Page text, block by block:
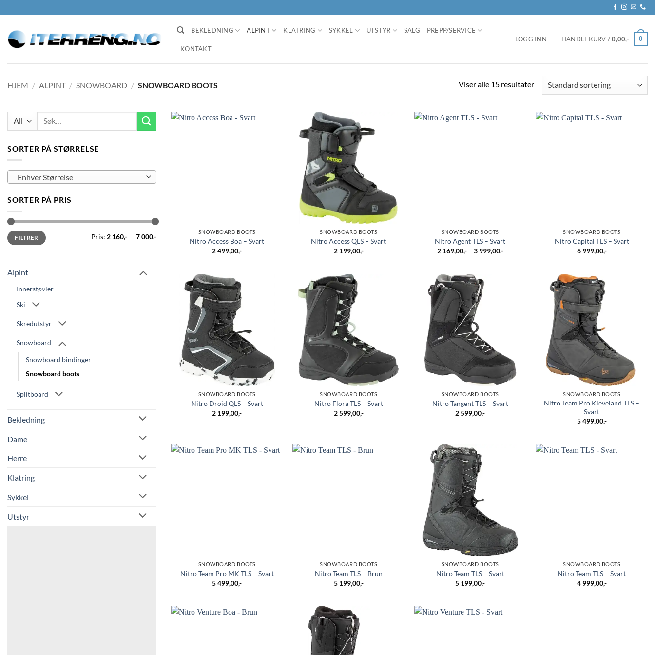
to
content
BEKLEDNING ALPINT KLATRING SYKKEL UTSTYR SALG PREPP/SERVICE
KONTAKT
LOGG INN HANDLEKURV /0,00,- 0
HJEM / ALPINT / SNOWBOARD / SNOWBOARD BOOTS Viser alle 15 resultater
Søk
SORTER PÅ STØRRELSE
Enhver Størrelse
SORTER PÅ PRIS
Min.
pris
Makspris
FILTRER Pris: 2 160,- — 7 000,-
Alpint
Innerstøvler
Ski
Skredutstyr
Snowboard
Snowboard bindinger
Snowboard boots
Splitboard
Bekledning
Dame
Herre
Klatring
Sykkel
Utstyr
SNOWBOARD BOOTS
Nitro Access Boa – Svart
2 499,00,-
SNOWBOARD BOOTS
Nitro Access QLS – Svart
2 199,00,-
SNOWBOARD BOOTS
Nitro Agent TLS – Svart
2 169,00,- – 3 999,00,-Prisområde:
SNOWBOARD BOOTS
Nitro Capital TLS – Svart
6 999,00,-
SNOWBOARD BOOTS
Nitro Droid QLS – Svart
2 199,00,-
SNOWBOARD BOOTS
Nitro Flora TLS – Svart
2 599,00,-
SNOWBOARD BOOTS
Nitro Tangent TLS – Svart
2 599,00,-
SNOWBOARD BOOTS
Nitro Team Pro Kleveland TLS –
Svart
5 499,00,-
SNOWBOARD BOOTS
Nitro Team Pro MK TLS – Svart
5 499,00,-
SNOWBOARD BOOTS
Nitro Team TLS – Brun
5 199,00,-
SNOWBOARD BOOTS
Nitro Team TLS – Svart
5 199,00,-
SNOWBOARD BOOTS
Nitro Team TLS – Svart
4 999,00,-